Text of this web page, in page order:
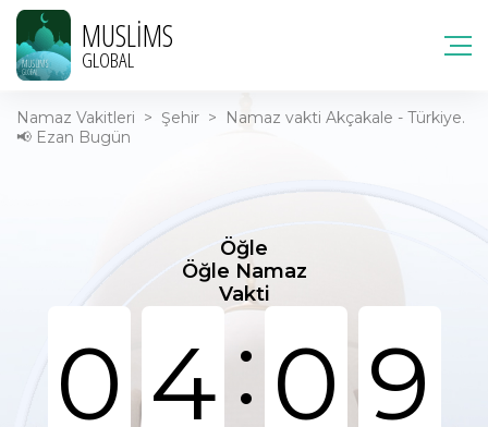
MUSLIMS
GLOBAL
Namaz Vakitleri > Şehir >
Namaz vakti Akçakale - Türkiye.
📢 Ezan Bugün
Öğle
Öğle Namaz
Vakti
0 4: 0 9